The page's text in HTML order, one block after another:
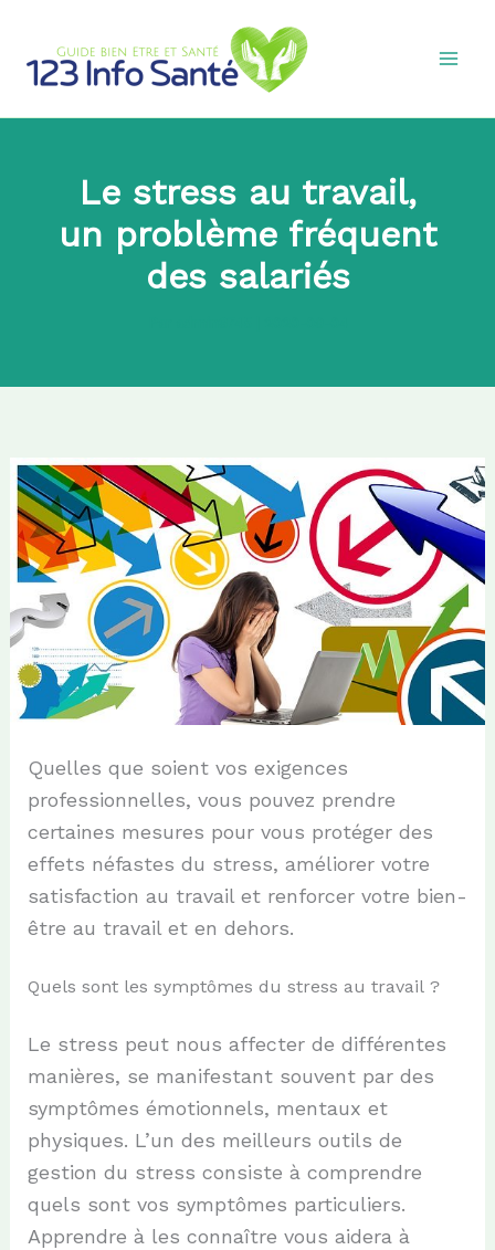
contenu
Le stress au travail,
un problème fréquent
des salariés
Quelles que soient vos exigences
professionnelles, vous pouvez prendre
certaines mesures pour vous protéger des
effets néfastes du stress, améliorer votre
satisfaction au travail et renforcer votre bien-
être au travail et en dehors.
Quels sont les symptômes du stress au travail ?
Le stress peut nous affecter de différentes
manières, se manifestant souvent par des
symptômes émotionnels, mentaux et
physiques. L’un des meilleurs outils de
gestion du stress consiste à comprendre
quels sont vos symptômes particuliers.
Apprendre à les connaître vous aidera à